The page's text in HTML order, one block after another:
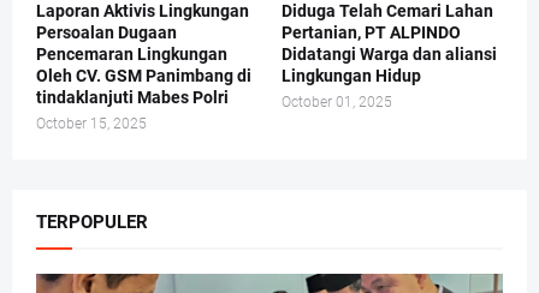
Laporan Aktivis Lingkungan
Persoalan Dugaan
Pencemaran Lingkungan
Oleh CV. GSM Panimbang di
tindaklanjuti Mabes Polri
October 15, 2025
Diduga Telah Cemari Lahan
Pertanian, PT ALPINDO
Didatangi Warga dan aliansi
Lingkungan Hidup
October 01, 2025
TERPOPULER